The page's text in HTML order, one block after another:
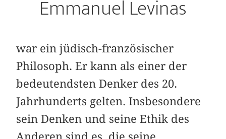
Emmanuel Levinas
war ein jüdisch-französischer
Philosoph. Er kann als einer der
bedeutendsten Denker des 20.
Jahrhunderts gelten. Insbesondere
sein Denken und seine Ethik des